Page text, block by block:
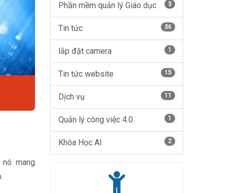
mang
Phần mềm quản lý Giáo dục 3
Tin tức 36
lắp đặt camera 1
Tin tức website 15
Dịch vụ 11
Quản lý công việc 4.0 1
Khóa Học AI 2